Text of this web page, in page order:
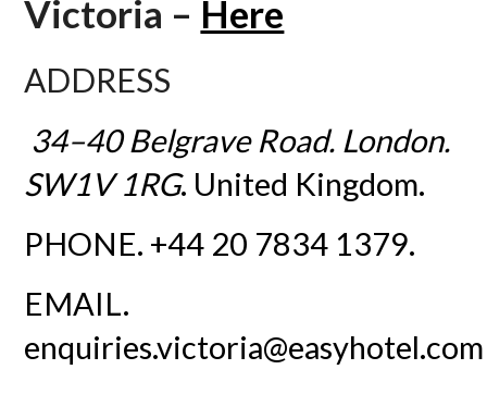
Victoria – Here
ADDRESS
34–40 Belgrave Road. London.
SW1V 1RG. United Kingdom.
PHONE. +44 20 7834 1379.
EMAIL.
enquiries.victoria@easyhotel.com